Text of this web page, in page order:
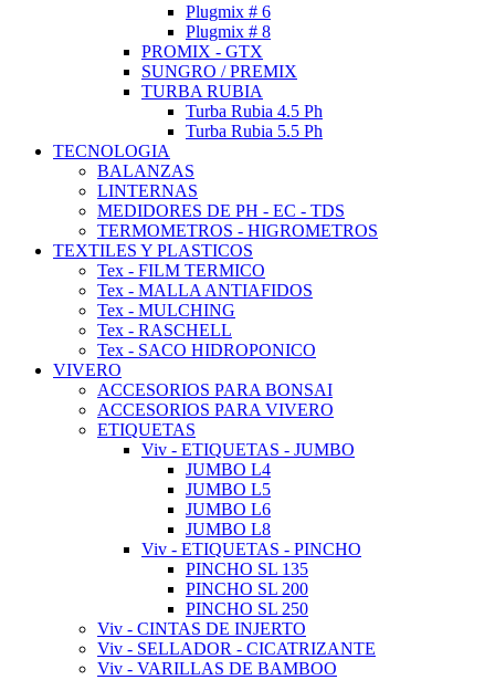
Plugmix # 6
Plugmix # 8
PROMIX - GTX
SUNGRO / PREMIX
TURBA RUBIA
Turba Rubia 4.5 Ph
Turba Rubia 5.5 Ph
TECNOLOGIA
BALANZAS
LINTERNAS
MEDIDORES DE PH - EC - TDS
TERMOMETROS - HIGROMETROS
TEXTILES Y PLASTICOS
Tex - FILM TERMICO
Tex - MALLA ANTIAFIDOS
Tex - MULCHING
Tex - RASCHELL
Tex - SACO HIDROPONICO
VIVERO
ACCESORIOS PARA BONSAI
ACCESORIOS PARA VIVERO
ETIQUETAS
Viv - ETIQUETAS - JUMBO
JUMBO L4
JUMBO L5
JUMBO L6
JUMBO L8
Viv - ETIQUETAS - PINCHO
PINCHO SL 135
PINCHO SL 200
PINCHO SL 250
Viv - CINTAS DE INJERTO
Viv - SELLADOR - CICATRIZANTE
Viv - VARILLAS DE BAMBOO